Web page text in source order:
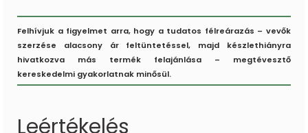
Felhívjuk a figyelmet arra, hogy a tudatos félreárazás – vevők
szerzése alacsony ár feltüntetéssel, majd készlethiányra
hivatkozva más termék felajánlása – megtévesztő
kereskedelmi gyakorlatnak minősül.
Leértékelés